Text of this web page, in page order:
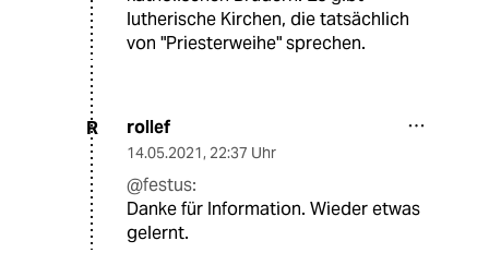
lutherische Kirchen, die tatsächlich
von "Priesterweihe" sprechen.
R rollef
14.05.2021, 22:37 Uhr
@festus:
Danke für Information. Wieder etwas
gelernt.